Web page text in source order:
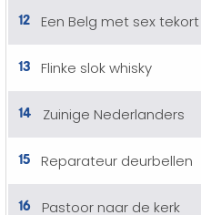
12 Een Belg met sex tekort
13 Flinke slok whisky
14 Zuinige Nederlanders
15 Reparateur deurbellen
16 Pastoor naar de kerk